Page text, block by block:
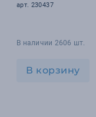
арт. 230437
В наличии 2606 шт.
В корзину